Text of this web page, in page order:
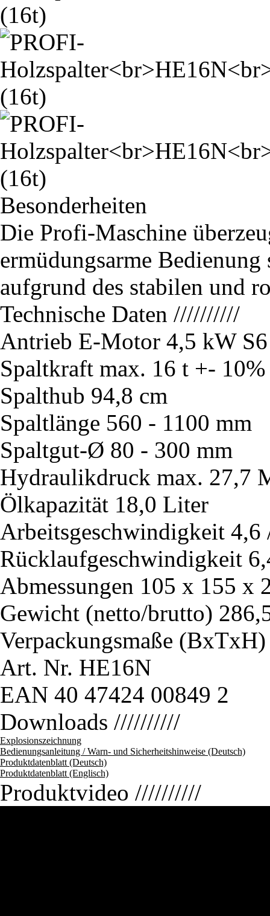
Besonderheiten
Die Profi-Maschine
ermüdungsarme
aufgrund des stabilen und
Technische Daten //////////
Antrieb E-Motor 4,5 kW
Spaltkraft max. 16 t +- 10%
Spalthub 94,8 cm
Spaltlänge 560 - 1100 mm
Spaltgut-Ø 80 - 300 mm
Hydraulikdruck max. 27,7
Ölkapazität 18,0 Liter
Arbeitsgeschwindigkeit 4,6
Rücklaufgeschwindigkeit
Abmessungen 105 x 155 x
Gewicht (netto/brutto)
Verpackungsmaße (BxTxH)
Art. Nr. HE16N
EAN 40 47424 00849 2
Downloads //////////
Explosionszeichnung
Bedienungsanleitung / Warn- und Sicherheitshinweise (Deutsch)
Produktdatenblatt (Deutsch)
Produktdatenblatt (Englisch)
Produktvideo //////////